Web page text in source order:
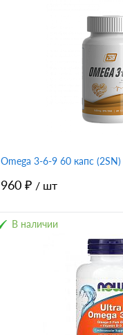
Omega 3-6-9 60 капс (2SN)
960 ₽ / шт
В
Купить в 1 клик
В наличии